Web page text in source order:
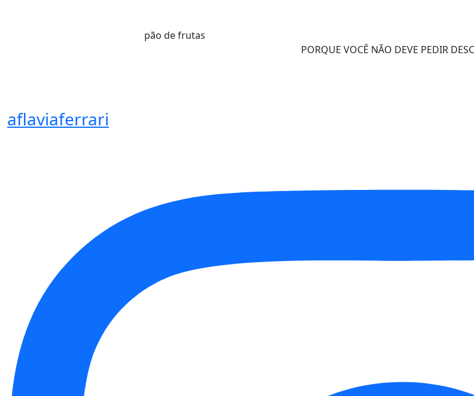
pão de frutas
PORQUE VOCÊ NÃO DEVE PEDIR
aflaviaferrari